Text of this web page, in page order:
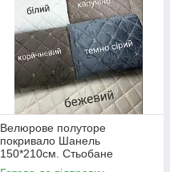
Велюрове полуторе
покривало Шанель
150*210см. Стьобане
стильне покривало для